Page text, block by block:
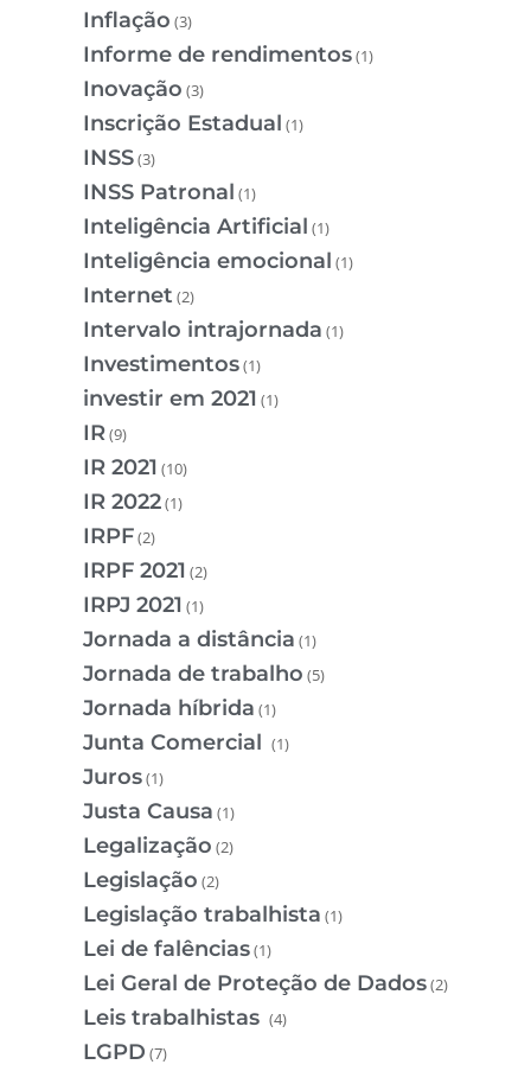
Inflação (3)
Informe de rendimentos(1)
Inovação (3)
Inscrição Estadual (1)
INSS(3)
INSS Patronal (1)
Inteligência Artificial (1)
Inteligência emocional (1)
Internet (2)
Intervalo intrajornada (1)
Investimentos(1)
investir em 2021 (1)
IR(9)
IR 2021 (10)
IR 2022(1)
IRPF(2)
IRPF 2021 (2)
IRPJ 2021 (1)
Jornada a distância (1)
Jornada de trabalho (5)
Jornada híbrida (1)
Junta Comercial (1)
Juros(1)
Justa Causa (1)
Legalização (2)
Legislação (2)
Legislação trabalhista (1)
Lei de falências(1)
Lei Geral de Proteção de Dados(2)
Leis trabalhistas (4)
LGPD (7)